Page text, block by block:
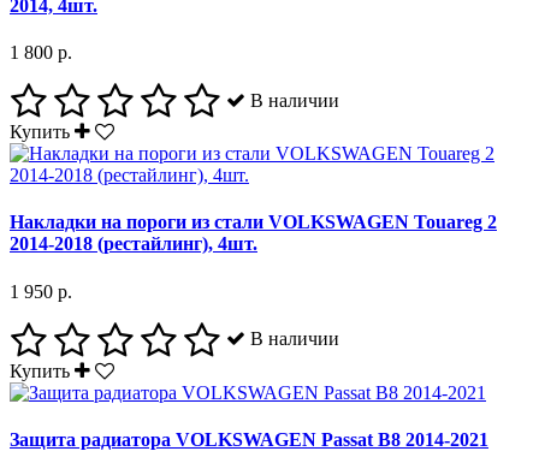
2014, 4шт.
1 800 р.
В наличии
Купить
Накладки на пороги из стали VOLKSWAGEN Touareg 2
2014-2018 (рестайлинг), 4шт.
1 950 р.
В наличии
Купить
Защита радиатора VOLKSWAGEN Passat B8 2014-2021